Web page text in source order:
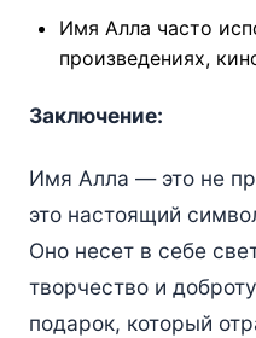
Имя Алла часто
произведениях,
Заключение:
Имя Алла — это не
это настоящий
Оно несет в себе
творчество и
подарок, который